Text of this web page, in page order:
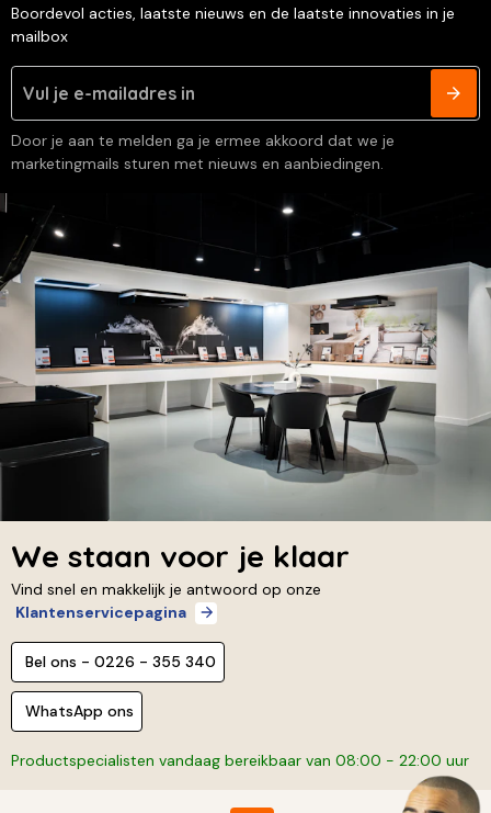
Boordevol acties, laatste nieuws en de laatste innovaties in je
mailbox
Door je aan te melden ga je ermee akkoord dat we je
marketingmails sturen met nieuws en aanbiedingen.
We staan voor je klaar
Vind snel en makkelijk je antwoord op onze
Klantenservicepagina
Bel ons - 0226 - 355 340
WhatsApp ons
Productspecialisten vandaag bereikbaar van 08:00 - 22:00 uur